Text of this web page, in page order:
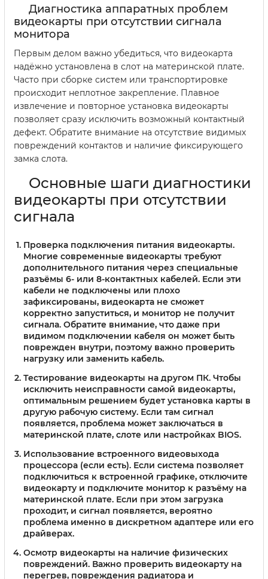
Диагностика аппаратных проблем
видеокарты при отсутствии сигнала
монитора
Первым делом важно убедиться, что видеокарта
надёжно установлена в слот на материнской плате.
Часто при сборке систем или транспортировке
происходит неплотное закрепление. Плавное
извлечение и повторное установка видеокарты
позволяет сразу исключить возможный контактный
дефект. Обратите внимание на отсутствие видимых
повреждений контактов и наличие фиксирующего
замка слота.
Основные шаги диагностики
видеокарты при отсутствии
сигнала
Проверка подключения питания видеокарты.
Многие современные видеокарты требуют
дополнительного питания через специальные
разъёмы 6- или 8-контактных кабелей. Если эти
кабели не подключены или плохо
зафиксированы, видеокарта не сможет
корректно запуститься, и монитор не получит
сигнала. Обратите внимание, что даже при
видимом подключении кабеля он может быть
поврежден внутри, поэтому важно проверить
нагрузку или заменить кабель.
Тестирование видеокарты на другом ПК. Чтобы
исключить неисправности самой видеокарты,
оптимальным решением будет установка карты в
другую рабочую систему. Если там сигнал
появляется, проблема может заключаться в
материнской плате, слоте или настройках BIOS.
Использование встроенного видеовыхода
процессора (если есть). Если система позволяет
подключиться к встроенной графике, отключите
видеокарту и подключите монитор к разъёму на
материнской плате. Если при этом загрузка
проходит, и сигнал появляется, вероятно
проблема именно в дискретном адаптере или его
драйверах.
Осмотр видеокарты на наличие физических
повреждений. Важно проверить видеокарту на
перегрев, повреждения радиатора и